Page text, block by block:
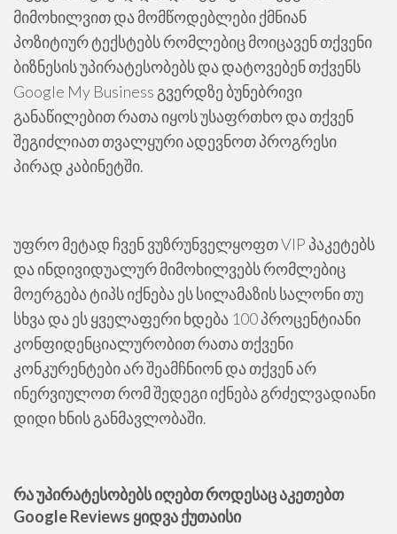
მიმოხილვით და მომწოდებლები ქმნიან
პოზიტიურ ტექსტებს რომლებიც მოიცავენ თქვენი
ბიზნესის უპირატესობებს და დატოვებენ თქვენს
Google My Business გვერდზე ბუნებრივი
განაწილებით რათა იყოს უსაფრთხო და თქვენ
შეგიძლიათ თვალყური ადევნოთ პროგრესი
პირად კაბინეტში.
უფრო მეტად ჩვენ ვუზრუნველყოფთ VIP პაკეტებს
და ინდივიდუალურ მიმოხილვებს რომლებიც
მოერგება ტიპს იქნება ეს სილამაზის სალონი თუ
სხვა და ეს ყველაფერი ხდება 100 პროცენტიანი
კონფიდენციალურობით რათა თქვენი
კონკურენტები არ შეამჩნიონ და თქვენ არ
ინერვიულოთ რომ შედეგი იქნება გრძელვადიანი
დიდი ხნის განმავლობაში.
რა უპირატესობებს იღებთ როდესაც აკეთებთ
Google Reviews ყიდვა ქუთაისი